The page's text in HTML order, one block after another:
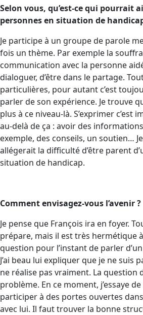
Selon vous, qu’est-ce qui pourrait
personnes en situation de
Je participe à un groupe de parole
fois un thème. Par exemple la
communication avec la personne
dialoguer, d’être dans le partage.
particulières, pour autant c’est
parler de son expérience. Je trouve
plus à ce niveau-là. S’exprimer c’est
au-delà de ça : avoir des
exemple, des conseils, un soutien…
allégerait la difficulté d’être parent
situation de handicap.
Comment envisagez-vous l’avenir ?
Je pense que François ira en foyer.
prépare, mais il est très hermétique
question pour l’instant de parler
J’ai beau lui expliquer que je ne suis
ne réalise pas vraiment. La question
problème. En ce moment, j’essaye
participer à des portes ouvertes
avec lui. Il faut trouver la bonne